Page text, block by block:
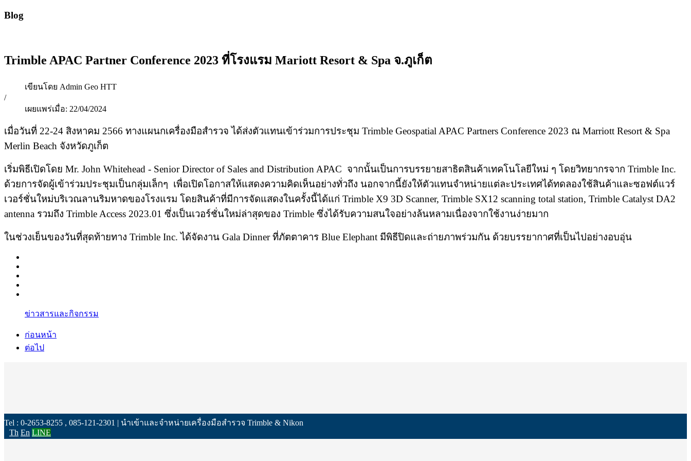
Blog
Trimble APAC Partner Conference 2023 ที่โรงแรม Mariott Resort & Spa จ.ภูเก็ต
เขียนโดย Admin Geo HTT
/
เผยแพร่เมื่อ: 22/04/2024
เมื่อวันที่ 22-24 สิงหาคม 2566 ทางแผนกเครื่องมือสำรวจ ได้ส่งตัวแทนเข้าร่วมการประชุม Trimble Geospatial APAC Partners Conference 2023 ณ Marriott Resort & Spa
Merlin Beach จังหวัดภูเก็ต
เริ่มพิธีเปิดโดย Mr. John Whitehead - Senior Director of Sales and Distribution APAC จากนั้นเป็นการบรรยายสาธิตสินค้าเทคโนโลยีใหม่ ๆ โดยวิทยากรจาก Trimble Inc.
ด้วยการจัดผู้เข้าร่วมประชุมเป็นกลุ่มเล็กๆ เพื่อเปิดโอกาสให้แสดงความคิดเห็นอย่างทั่วถึง นอกจากนี้ยังให้ตัวแทนจำหน่ายแต่ละประเทศได้ทดลองใช้สินค้าและซอฟต์แวร์
เวอร์ชั่นใหม่บริเวณลานริมหาดของโรงแรม โดยสินค้าที่มีการจัดแสดงในครั้งนี้ได้แก่ Trimble X9 3D Scanner, Trimble SX12 scanning total station, Trimble Catalyst DA2
antenna รวมถึง Trimble Access 2023.01 ซึ่งเป็นเวอร์ชั่นใหม่ล่าสุดของ Trimble ซึ่งได้รับความสนใจอย่างล้นหลามเนื่องจากใช้งานง่ายมาก
ในช่วงเย็นของวันที่สุดท้ายทาง Trimble Inc. ได้จัดงาน Gala Dinner ที่ภัตตาคาร Blue Elephant มีพิธีปิดและถ่ายภาพร่วมกัน ด้วยบรรยากาศที่เป็นไปอย่างอบอุ่น
ข่าวสารและกิจกรรม
ก่อนหน้า
ต่อไป
Tel : 0-2653-8255 , 085-121-2301 | นำเข้าและจำหน่ายเครื่องมือสำรวจ Trimble & Nikon
Th En LINE